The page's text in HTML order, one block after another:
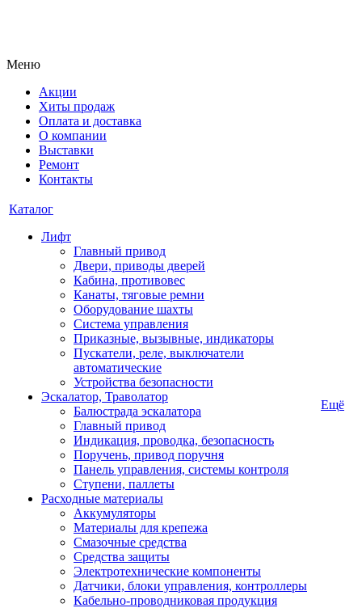
Меню
Акции
Хиты продаж
Оплата и доставка
О компании
Выставки
Ремонт
Контакты
Каталог
Лифт
Главный привод
Двери, приводы дверей
Кабина, противовес
Канаты, тяговые ремни
Оборудование шахты
Система управления
Приказные, вызывные, индикаторы
Пускатели, реле, выключатели
автоматические
Устройства безопасности
Эскалатор, Траволатор
Балюстрада эскалатора
Главный привод
Индикация, проводка, безопасность
Поручень, привод поручня
Панель управления, системы контроля
Ступени, паллеты
Расходные материалы
Аккумуляторы
Материалы для крепежа
Смазочные средства
Средства защиты
Электротехнические компоненты
Датчики, блоки управления, контроллеры
Кабельно-проводниковая продукция
Ещё